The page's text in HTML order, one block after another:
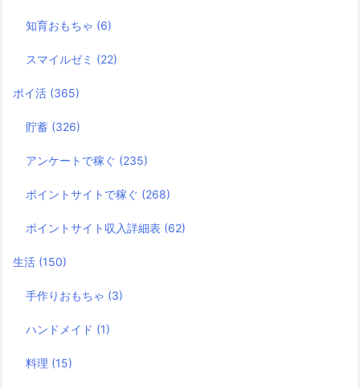
知育おもちゃ (6)
スマイルゼミ (22)
ポイ活 (365)
貯蓄 (326)
アンケートで稼ぐ (235)
ポイントサイトで稼ぐ (268)
ポイントサイト収入詳細表 (62)
生活 (150)
手作りおもちゃ (3)
ハンドメイド (1)
料理 (15)